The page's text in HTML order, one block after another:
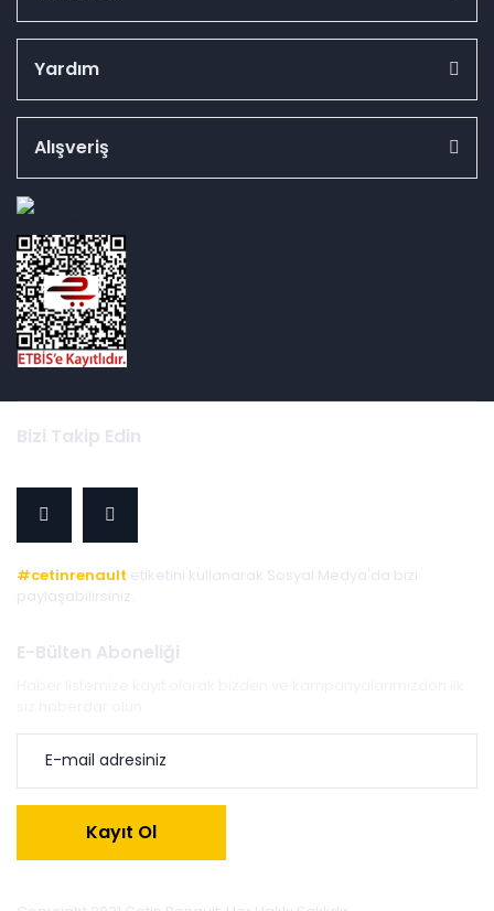
Yardım
Alışveriş
Bizi Takip Edin
#cetinrenault etiketini kullanarak Sosyal Medya'da bizi
paylaşabilirsiniz.
E-Bülten Aboneliği
Kayıt Ol